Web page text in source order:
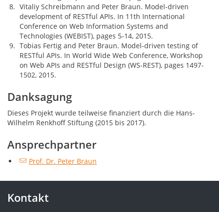
Vitaliy Schreibmann and Peter Braun. Model-driven
development of RESTful APIs. In 11th International
Conference on Web Information Systems and
Technologies (WEBIST), pages 5-14, 2015.
Tobias Fertig and Peter Braun. Model-driven testing of
RESTful APIs. In World Wide Web Conference, Workshop
on Web APIs and RESTful Design (WS-REST), pages 1497-
1502, 2015.
Danksagung
Dieses Projekt wurde teilweise finanziert durch die Hans-
Wilhelm Renkhoff Stiftung (2015 bis 2017).
Ansprechpartner
Prof. Dr. Peter Braun
Kontakt